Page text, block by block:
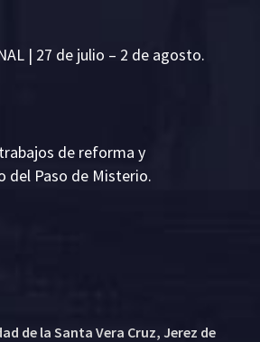
| 27 de julio – 2 de agosto.
de reforma y
del Paso de Misterio.
de la Santa Vera Cruz, Jerez de